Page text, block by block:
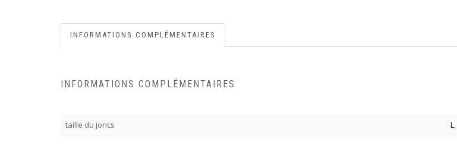
INFORMATIONS COMPLÉMENTAIRES
INFORMATIONS COMPLÉMENTAIRES
taille du joncs L,